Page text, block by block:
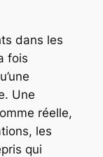
dans les
fois
Une
réelle,
les
qui